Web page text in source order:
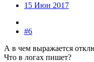
15 Июн 2017
#6
А в чем выражается
Что в логах пишет?